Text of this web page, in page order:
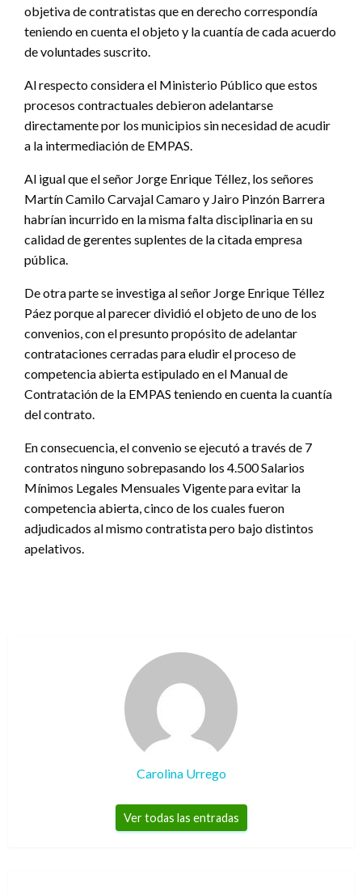
objetiva de contratistas que en derecho correspondía
teniendo en cuenta el objeto y la cuantía de cada acuerdo
de voluntades suscrito.
Al respecto considera el Ministerio Público que estos
procesos contractuales debieron adelantarse
directamente por los municipios sin necesidad de acudir
a la intermediación de EMPAS.
Al igual que el señor Jorge Enrique Téllez, los señores
Martín Camilo Carvajal Camaro y Jairo Pinzón Barrera
habrían incurrido en la misma falta disciplinaria en su
calidad de gerentes suplentes de la citada empresa
pública.
De otra parte se investiga al señor Jorge Enrique Téllez
Páez porque al parecer dividió el objeto de uno de los
convenios, con el presunto propósito de adelantar
contrataciones cerradas para eludir el proceso de
competencia abierta estipulado en el Manual de
Contratación de la EMPAS teniendo en cuenta la cuantía
del contrato.
En consecuencia, el convenio se ejecutó a través de 7
contratos ninguno sobrepasando los 4.500 Salarios
Mínimos Legales Mensuales Vigente para evitar la
competencia abierta, cinco de los cuales fueron
adjudicados al mismo contratista pero bajo distintos
apelativos.
Carolina Urrego
Ver todas las entradas